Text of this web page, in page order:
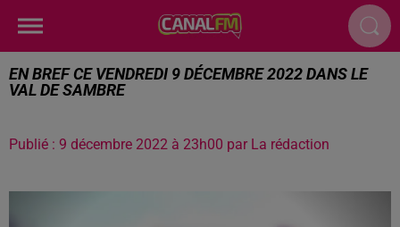
EN BREF CE VENDREDI 9 DÉCEMBRE 2022 DANS LE
VAL DE SAMBRE
Publié : 9 décembre 2022 à 23h00 par La rédaction